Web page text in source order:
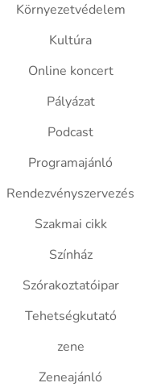
Környezetvédelem
Kultúra
Online koncert
Pályázat
Podcast
Programajánló
Rendezvényszervezés
Szakmai cikk
Színház
Szórakoztatóipar
Tehetségkutató
zene
Zeneajánló